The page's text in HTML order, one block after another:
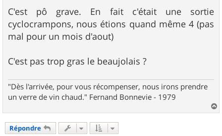
s
s
a
g
e
C'est pô grave. En fait c'était une sortie
cyclocrampons, nous étions quand même 4 (pas
mal pour un mois d'aout)
C'est pas trop gras le beaujolais ?
"Dès l'arrivée, pour vous récompenser, nous irons prendre
un verre de vin chaud." Fernand Bonnevie - 1979
a
Répondre